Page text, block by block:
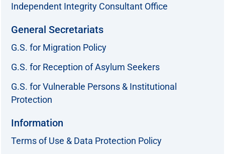
Independent Integrity Consultant Office
General Secretariats
G.S. for Migration Policy
G.S. for Reception of Asylum Seekers
G.S. for Vulnerable Persons & Institutional
Protection
Information
Terms of Use & Data Protection Policy